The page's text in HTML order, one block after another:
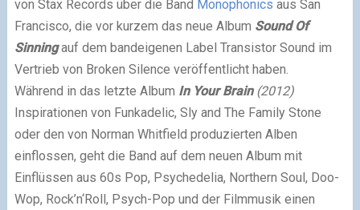
von Stax Records über die Band Monophonics aus San
Francisco, die vor kurzem das neue Album Sound Of
Sinning auf dem bandeigenen Label Transistor Sound im
Vertrieb von Broken Silence veröffentlicht haben.
Während in das letzte Album In Your Brain(2012)
Inspirationen von Funkadelic, Sly and The Family Stone
oder den von Norman Whitfield produzierten Alben
einflossen, geht die Band auf dem neuen Album mit
Einflüssen aus 60s Pop, Psychedelia, Northern Soul, Doo-
Wop, Rock’n‘Roll, Psych-Pop und der Filmmusik einen